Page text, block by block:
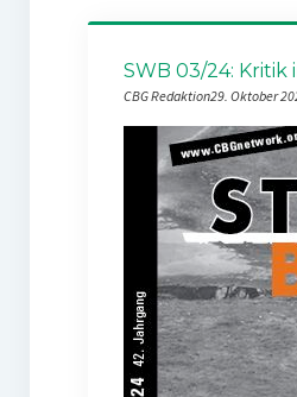
SWB 03/24:
CBG Redaktion29. Oktober